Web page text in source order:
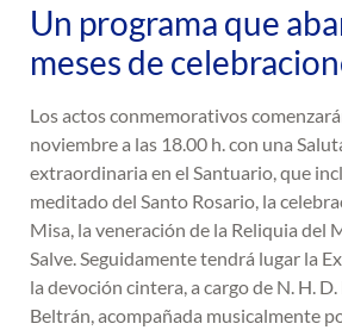
Un programa que
meses de
Los actos conmemorativos
noviembre a las 18.00 h. con una
extraordinaria en el Santuario, que
meditado del Santo Rosario, la
Misa, la veneración de la Reliquia del
Salve. Seguidamente tendrá lugar la
la devoción cintera, a cargo de N. H.
Beltrán, acompañada musicalmente